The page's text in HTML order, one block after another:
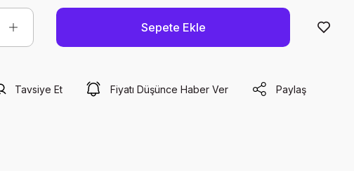
Sepete Ekle
Tavsiye Et Fiyatı Düşünce Haber Ver Paylaş